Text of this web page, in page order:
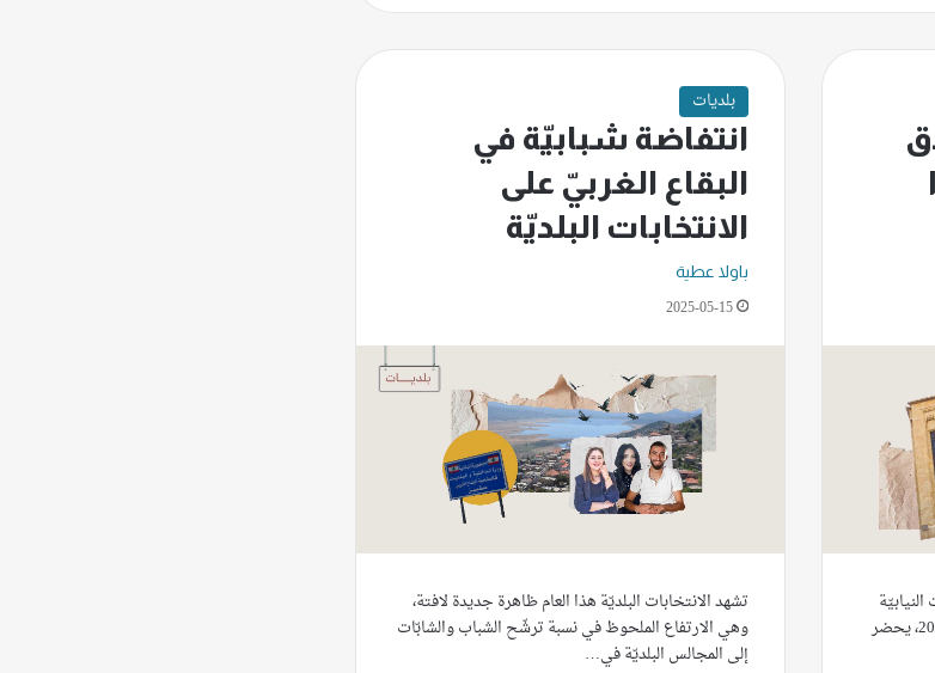
المزمع إجراؤها في أيّار (مايو) العام المقبل 2026، يحضر
بلديات
انتفاضة شبابيّة في
البقاع الغربيّ على
الانتخابات البلديّة
باولا عطية
2025-05-15
تشهد الانتخابات البلديّة هذا العام ظاهرة جديدة لافتة،
وهي الارتفاع الملحوظ في نسبة ترشّح الشباب والشابّات
إلى المجالس البلديّة في…